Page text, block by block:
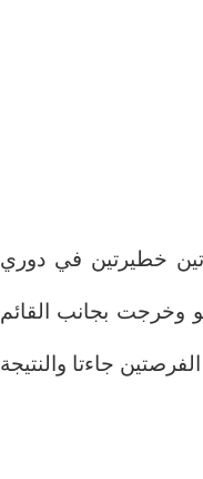
خطيرتين في دوري
وخرجت بجانب القائم
جاءتا والنتيجة